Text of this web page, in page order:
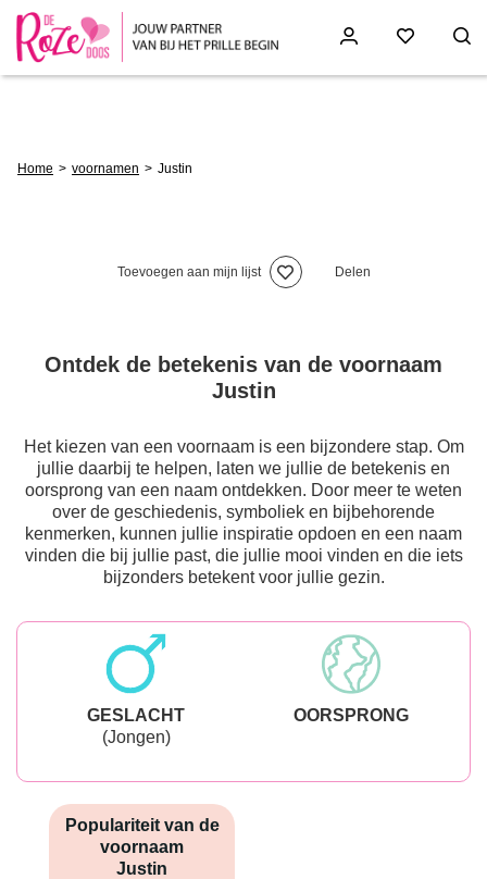
Home voornamen Justin
Toevoegen aan mijn lijst Delen
Ontdek de betekenis van de voornaam
Justin
Het kiezen van een voornaam is een bijzondere stap. Om
jullie daarbij te helpen, laten we jullie de betekenis en
oorsprong van een naam ontdekken. Door meer te weten
over de geschiedenis, symboliek en bijbehorende
kenmerken, kunnen jullie inspiratie opdoen en een naam
vinden die bij jullie past, die jullie mooi vinden en die iets
bijzonders betekent voor jullie gezin.
GESLACHT
(Jongen)
OORSPRONG
Populariteit van de
voornaam
Justin